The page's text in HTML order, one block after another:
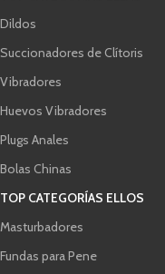
Dildos
Succionadores de Clítoris
Vibradores
Huevos Vibradores
Plugs Anales
Bolas Chinas
TOP CATEGORÍAS ELLOS
Masturbadores
Fundas para Pene